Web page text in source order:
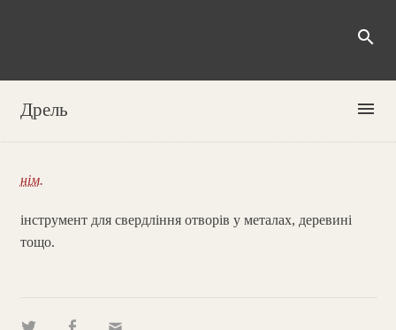
search
Дрель menu
нім.
інструмент для свердління отворів у металах, деревині
тощо.